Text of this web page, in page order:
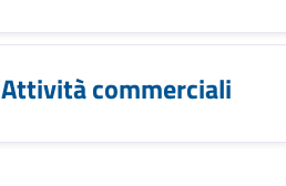
Attività commerciali